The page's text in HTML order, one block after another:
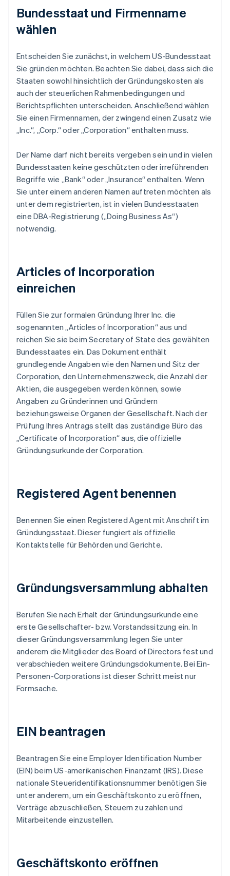
Bundesstaat und Firmenname
wählen
Entscheiden Sie zunächst, in welchem US-Bundesstaat
Sie gründen möchten. Beachten Sie dabei, dass sich die
Staaten sowohl hinsichtlich der Gründungskosten als
auch der steuerlichen Rahmenbedingungen und
Berichtspflichten unterscheiden. Anschließend wählen
Sie einen Firmennamen, der zwingend einen Zusatz wie
„Inc.“, „Corp.“ oder „Corporation“ enthalten muss.
Der Name darf nicht bereits vergeben sein und in vielen
Bundesstaaten keine geschützten oder irreführenden
Begriffe wie „Bank“ oder „Insurance“ enthalten. Wenn
Sie unter einem anderen Namen auftreten möchten als
unter dem registrierten, ist in vielen Bundesstaaten
eine DBA-Registrierung („Doing Business As“)
notwendig.
Articles of Incorporation
einreichen
Füllen Sie zur formalen Gründung Ihrer Inc. die
sogenannten „Articles of Incorporation“ aus und
reichen Sie sie beim Secretary of State des gewählten
Bundesstaates ein. Das Dokument enthält
grundlegende Angaben wie den Namen und Sitz der
Corporation, den Unternehmenszweck, die Anzahl der
Aktien, die ausgegeben werden können, sowie
Angaben zu Gründerinnen und Gründern
beziehungsweise Organen der Gesellschaft. Nach der
Prüfung Ihres Antrags stellt das zuständige Büro das
„Certificate of Incorporation“ aus, die offizielle
Gründungsurkunde der Corporation.
Registered Agent benennen
Benennen Sie einen Registered Agent mit Anschrift im
Gründungsstaat. Dieser fungiert als offizielle
Kontaktstelle für Behörden und Gerichte.
Gründungsversammlung abhalten
Berufen Sie nach Erhalt der Gründungsurkunde eine
erste Gesellschafter- bzw. Vorstandssitzung ein. In
dieser Gründungsversammlung legen Sie unter
anderem die Mitglieder des Board of Directors fest und
verabschieden weitere Gründungsdokumente. Bei Ein-
Personen-Corporations ist dieser Schritt meist nur
Formsache.
EIN beantragen
Beantragen Sie eine Employer Identification Number
(EIN) beim US-amerikanischen Finanzamt (IRS). Diese
nationale Steueridentifikationsnummer benötigen Sie
unter anderem, um ein Geschäftskonto zu eröffnen,
Verträge abzuschließen, Steuern zu zahlen und
Mitarbeitende einzustellen.
Geschäftskonto eröffnen